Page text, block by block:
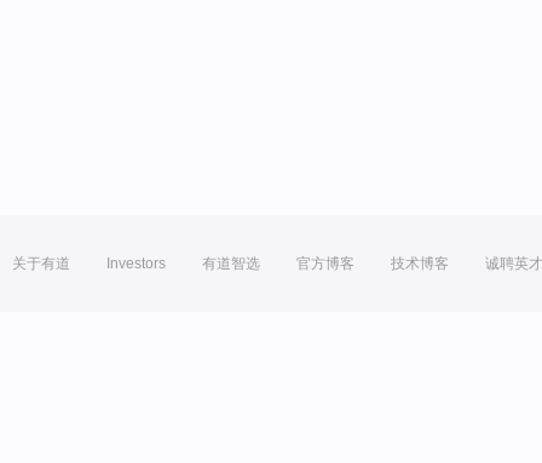
关于有道 Investors 有道智选 官方博客 技术博客 诚聘英才